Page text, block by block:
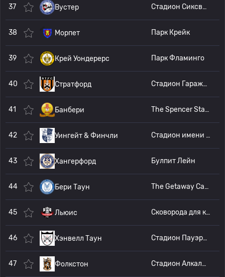
37 Вустер Стадион Сиксвейс
38 Морпет Парк Крейк
39 Крей Уондерерс Парк Фламинго
40 Стратфорд Стадион Гаражи Арден
41 Банбери The Spencer Stadium
42 Уингейт & Финчли Стадион имени Мориса Ребака
43 Хангерфорд Булпит Лейн
44 Бери Таун The Getaway Cars Stadium
45 Льюис Сковорода для капельницы
46 Хэнвелл Таун Стадион Пауэрдей
47 Фолкстон Стадион Алкалин